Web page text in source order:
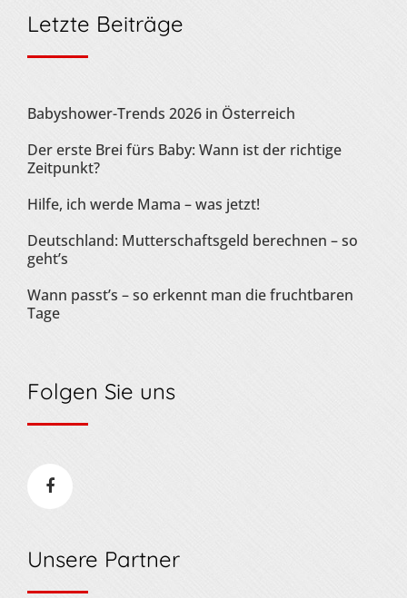
Letzte Beiträge
Babyshower-Trends 2026 in Österreich
Der erste Brei fürs Baby: Wann ist der richtige
Zeitpunkt?
Hilfe, ich werde Mama – was jetzt!
Deutschland: Mutterschaftsgeld berechnen – so
geht’s
Wann passt’s – so erkennt man die fruchtbaren
Tage
Folgen Sie uns
Unsere Partner